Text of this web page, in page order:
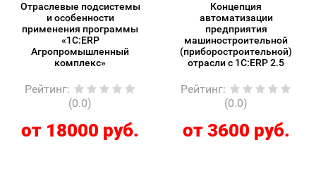
Отраслевые подсистемы
и особенности
применения программы
«1С:ERP
Агропромышленный
комплекс»
Рейтинг:
(0.0)
от 18000 руб.
Концепция
автоматизации
предприятия
машиностроительной
(приборостроительной)
отрасли с 1С:ERP 2.5
Рейтинг:
(0.0)
от 3600 руб.